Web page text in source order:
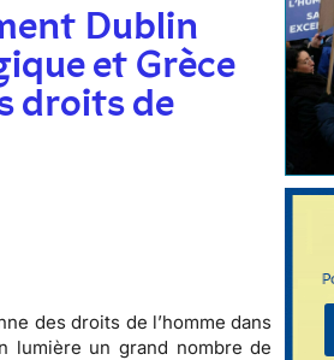
Dublin
et Grèce
droits de
des droits de l’homme dans
lumière ungrand nombre de